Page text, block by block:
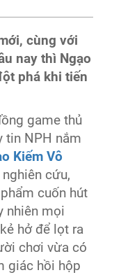
cùng với
nay thì Ngạo
phá khi tiến
game thủ
tin NPH nắm
Kiếm Vô
cứu,
cuốn hút
nhiên mọi
hở để lọt ra
chơi vừa có
giác hồi hộp